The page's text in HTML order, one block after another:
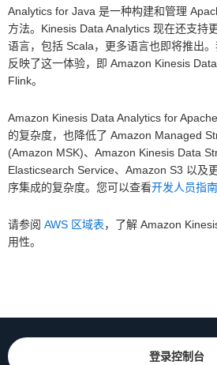
Analytics for Java 是一种构建和管理
方法。Kinesis Data Analytics 现在还支持
语言，包括 Scala，更多语言也即将推出
反映了这一体验，即 Amazon Kinesis
Flink。
Amazon Kinesis Data Analytics for
的复杂度，也降低了 Amazon Managed
(Amazon MSK)、Amazon Kinesis Data
Elasticsearch Service、Amazon S3 以及
序集成的复杂度。您可以查看开发人员指南
请参阅 AWS 区域表，了解 Amazon
用性。
登录控制台